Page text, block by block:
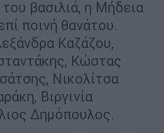
βασιλιά, η Μήδεια
ποινή θανάτου.
Καζάζου,
Κώστας
Νικολίτσα
Βιργινία
Δημόπουλος.